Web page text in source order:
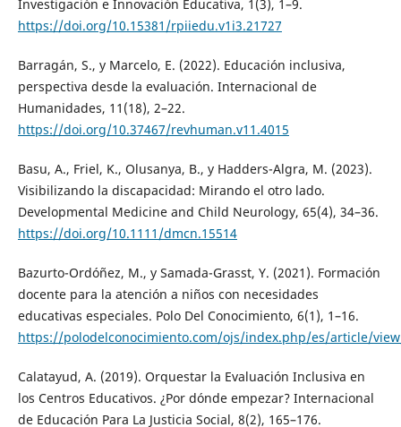
Investigación e Innovación Educativa, 1(3), 1–9.
https://doi.org/10.15381/rpiiedu.v1i3.21727
Barragán, S., y Marcelo, E. (2022). Educación inclusiva,
perspectiva desde la evaluación. Internacional de
Humanidades, 11(18), 2–22.
https://doi.org/10.37467/revhuman.v11.4015
Basu, A., Friel, K., Olusanya, B., y Hadders-Algra, M. (2023).
Visibilizando la discapacidad: Mirando el otro lado.
Developmental Medicine and Child Neurology, 65(4), 34–36.
https://doi.org/10.1111/dmcn.15514
Bazurto-Ordóñez, M., y Samada-Grasst, Y. (2021). Formación
docente para la atención a niños con necesidades
educativas especiales. Polo Del Conocimiento, 6(1), 1–16.
https://polodelconocimiento.com/ojs/index.php/es/article/
Calatayud, A. (2019). Orquestar la Evaluación Inclusiva en
los Centros Educativos. ¿Por dónde empezar? Internacional
de Educación Para La Justicia Social, 8(2), 165–176.